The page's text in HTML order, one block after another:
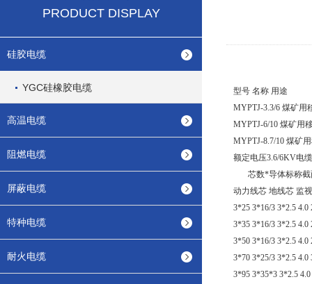
PRODUCT DISPLAY
硅胶电缆
YGC硅橡胶电缆
高温电缆
阻燃电缆
屏蔽电缆
特种电缆
耐火电缆
型号 名称 用途
MYPTJ-3.3/6 煤矿
MYPTJ-6/10 煤矿用
MYPTJ-8.7/10 煤矿
额定电压3.6/6KV电
芯数*导体标称
动力线芯 地线芯 监
3*25 3*16/3 3*2.5 4.0
3*35 3*16/3 3*2.5 4.0
3*50 3*16/3 3*2.5 4.0
3*70 3*25/3 3*2.5 4.0
3*95 3*35*3 3*2.5 4.0